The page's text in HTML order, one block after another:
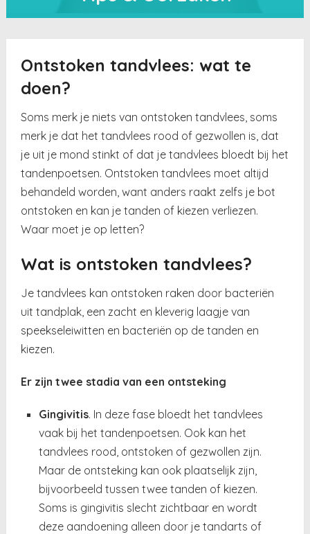
Ontstoken tandvlees: wat te
doen?
Soms merk je niets van ontstoken tandvlees, soms
merk je dat het tandvlees rood of gezwollen is, dat
je uit je mond stinkt of dat je tandvlees bloedt bij het
tandenpoetsen. Ontstoken tandvlees moet altijd
behandeld worden, want anders raakt zelfs je bot
ontstoken en kan je tanden of kiezen verliezen.
Waar moet je op letten?
Wat is ontstoken tandvlees?
Je tandvlees kan ontstoken raken door bacteriën
uit tandplak, een zacht en kleverig laagje van
speekseleiwitten en bacteriën op de tanden en
kiezen.
Er zijn twee stadia van een ontsteking
Gingivitis. In deze fase bloedt het tandvlees
vaak bij het tandenpoetsen. Ook kan het
tandvlees rood, ontstoken of gezwollen zijn.
Maar de ontsteking kan ook plaatselijk zijn,
bijvoorbeeld tussen twee tanden of kiezen.
Soms is gingivitis slecht zichtbaar en wordt
deze aandoening alleen door je tandarts of